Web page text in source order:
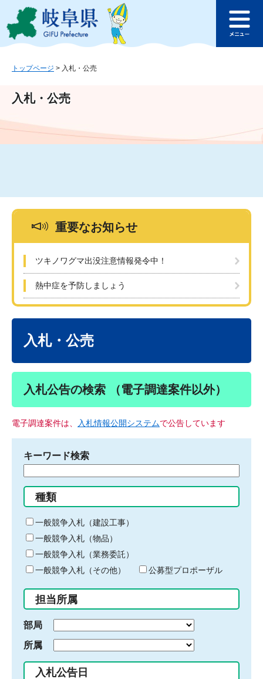
ジ
ュ
文
このページの本文へ
ュ
トップページ > 入札・公売
入札・公売
重要なお知らせ
ツキノワグマ出没注意情報発令中！
熱中症を予防しましょう
入札・公売
入札公告の検索 （電子調達案件以外）
電子調達案件は、 入札情報公開システムで公告しています
キーワード検索
る
キ
ー
ワ
ー
ド
入
力
種類
一般競争入札（建設工事）
一般競争入札（物品）
一般競争入札（業務委託）
一般競争入札（その他）
公募型プロポーザル
担当所属
部局
所属
入札公告日